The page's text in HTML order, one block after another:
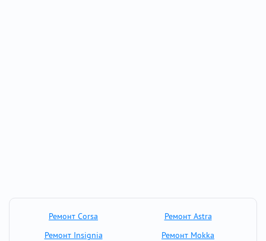
Ремонт Corsa
Ремонт Astra
Ремонт Insignia
Ремонт Mokka